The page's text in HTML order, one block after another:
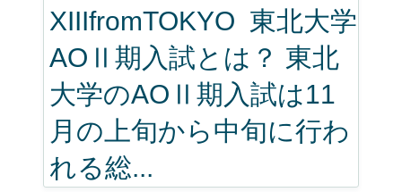
XIIIfromTOKYO 東北大学
AOⅡ期入試とは？ 東北
大学のAOⅡ期入試は11
月の上旬から中旬に行わ
れる総...